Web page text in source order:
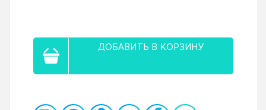
ДОБАВИТЬ В КОРЗИНУ